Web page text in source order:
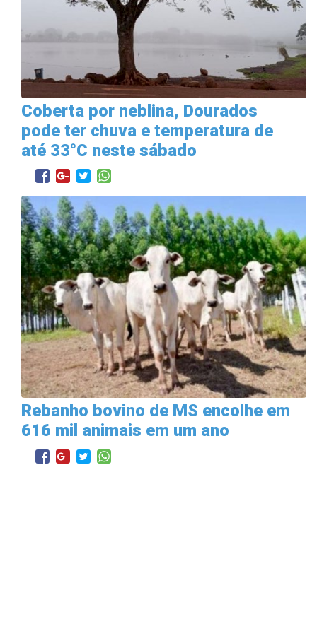
Coberta por neblina, Dourados
pode ter chuva e temperatura de
até 33°C neste sábado
Rebanho bovino de MS encolhe em
616 mil animais em um ano